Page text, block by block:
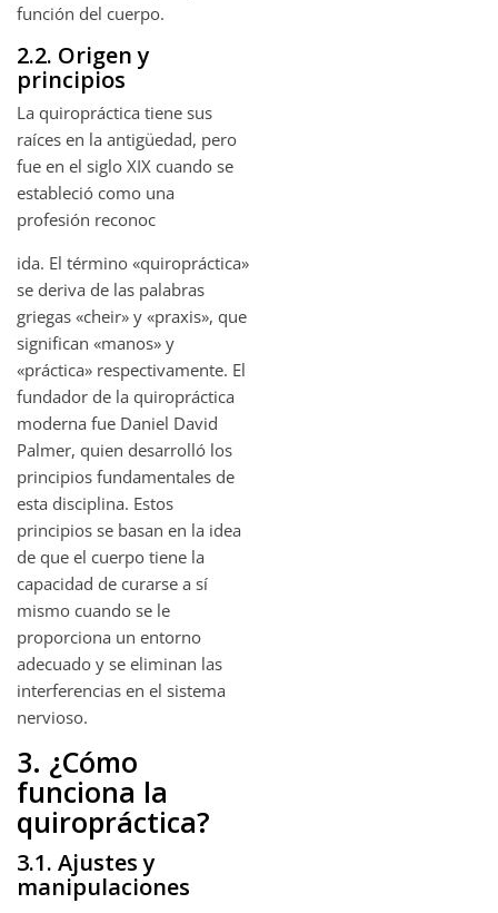
función del cuerpo.
2.2. Origen y
principios
La quiropráctica tiene sus
raíces en la antigüedad, pero
fue en el siglo XIX cuando se
estableció como una
profesión reconoc
ida. El término «quiropráctica»
se deriva de las palabras
griegas «cheir» y «praxis», que
significan «manos» y
«práctica» respectivamente. El
fundador de la quiropráctica
moderna fue Daniel David
Palmer, quien desarrolló los
principios fundamentales de
esta disciplina. Estos
principios se basan en la idea
de que el cuerpo tiene la
capacidad de curarse a sí
mismo cuando se le
proporciona un entorno
adecuado y se eliminan las
interferencias en el sistema
nervioso.
3. ¿Cómo
funciona la
quiropráctica?
3.1. Ajustes y
manipulaciones